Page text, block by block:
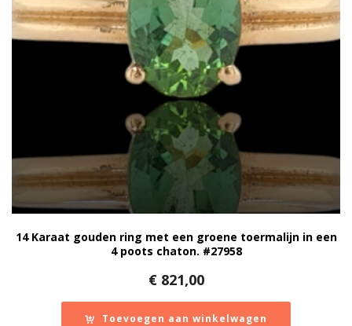
14 Karaat gouden ring met een groene toermalijn in een
4 poots chaton. #27958
€821,00
Toevoegen aan winkelwagen